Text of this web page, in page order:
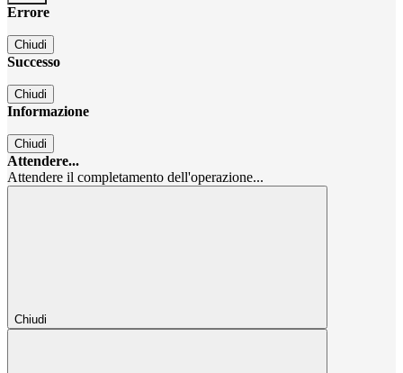
Errore
Chiudi
Successo
Chiudi
Informazione
Chiudi
Attendere...
Attendere il completamento dell'operazione...
Chiudi